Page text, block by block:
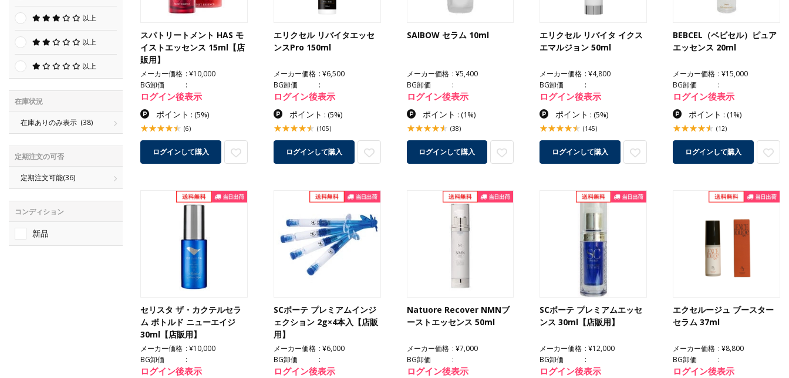
以上
以上
以上
在庫状況
在庫ありのみ表示 (38)
定期注文の可否
定期注文可能(36)
コンディション
新品
スパトリートメント HAS モ
イストエッセンス 15ml【店
販用】
メーカー価格
¥10,000
BG卸価
ログイン後表示
ポイント : (5%)
(6)
ログインして購入
エリクセル リバイタエッセ
ンスPro 150ml
メーカー価格
¥6,500
BG卸価
ログイン後表示
ポイント : (5%)
(105)
ログインして購入
SAIBOW セラム 10ml
メーカー価格
¥5,400
BG卸価
ログイン後表示
ポイント : (1%)
(38)
ログインして購入
エリクセル リバイタ イクス
エマルジョン 50ml
メーカー価格
¥4,800
BG卸価
ログイン後表示
ポイント :(5%)
(145)
ログインして購入
BEBCEL（ベビセル）ピュア
エッセンス 20ml
メーカー価格
¥15,000
BG卸価
ログイン後表示
ポイント :(1%)
(12)
ログインして購入
セリスタ ザ・カクテルセラ
ム ボトルド ニューエイジ
30ml【店販用】
メーカー価格
¥10,000
BG卸価
ログイン後表示
SCボーテ プレミアムインジ
ェクション 2g×4本入【店販
用】
メーカー価格
¥6,000
BG卸価
ログイン後表示
Natuore Recover NMNブ
ーストエッセンス 50ml
メーカー価格
¥7,000
BG卸価
ログイン後表示
SCボーテ プレミアムエッセ
ンス 30ml【店販用】
メーカー価格
¥12,000
BG卸価
ログイン後表示
エクセルージュ ブースター
セラム 37ml
メーカー価格
¥8,800
BG卸価
ログイン後表示